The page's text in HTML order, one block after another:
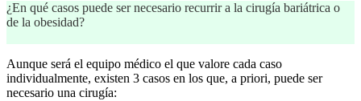
¿En qué casos puede ser necesario recurrir a la cirugía bariátrica o
de la obesidad?
Aunque será el equipo médico el que valore cada caso
individualmente, existen 3 casos en los que, a priori, puede ser
necesario una cirugía: